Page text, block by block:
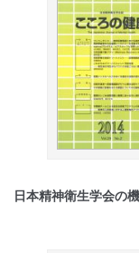
日本精神衛生学会の